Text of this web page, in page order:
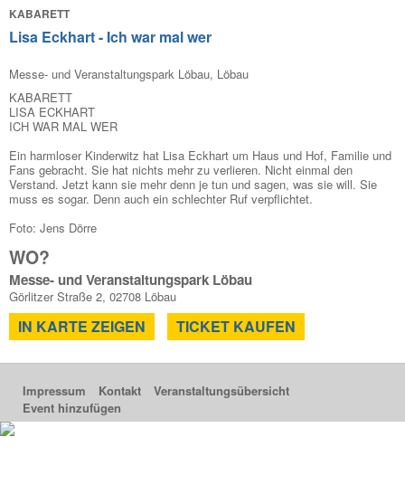
KABARETT
Lisa Eckhart - Ich war mal wer
Messe- und Veranstaltungspark Löbau, Löbau
KABARETT
LISA ECKHART
ICH WAR MAL WER
Ein harmloser Kinderwitz hat Lisa Eckhart um Haus und Hof, Familie und
Fans gebracht. Sie hat nichts mehr zu verlieren. Nicht einmal den
Verstand. Jetzt kann sie mehr denn je tun und sagen, was sie will. Sie
muss es sogar. Denn auch ein schlechter Ruf verpflichtet.
Foto: Jens Dörre
WO?
Messe- und Veranstaltungspark Löbau
Görlitzer Straße 2, 02708 Löbau
IN KARTE ZEIGEN TICKET KAUFEN
Impressum Kontakt
Veranstaltungsübersicht
Event hinzufügen